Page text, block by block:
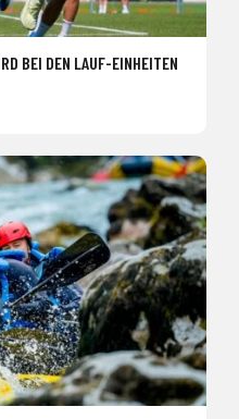
BEI DEN LAUF-EINHEITEN